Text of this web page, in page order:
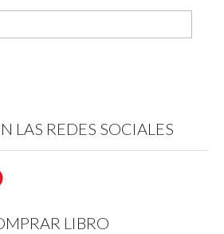
LAS REDES SOCIALES
LIBRO